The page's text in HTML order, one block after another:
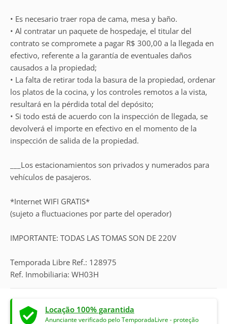
• Es necesario traer ropa de cama, mesa y baño.
• Al contratar un paquete de hospedaje, el titular del
contrato se compromete a pagar R$ 300,00 a la llegada en
efectivo, referente a la garantía de eventuales daños
causados a la propiedad;
• La falta de retirar toda la basura de la propiedad, ordenar
los platos de la cocina, y los controles remotos a la vista,
resultará en la pérdida total del depósito;
• Si todo está de acuerdo con la inspección de llegada, se
devolverá el importe en efectivo en el momento de la
inspección de salida de la propiedad.
___Los estacionamientos son privados y numerados para
vehículos de pasajeros.
*Internet WIFI GRATIS*
(sujeto a fluctuaciones por parte del operador)
IMPORTANTE: TODAS LAS TOMAS SON DE 220V
Temporada Libre Ref.: 128975
Ref. Inmobiliaria: WH03H
Locação 100% garantida
Anunciante verificado pelo TemporadaLivre - proteção